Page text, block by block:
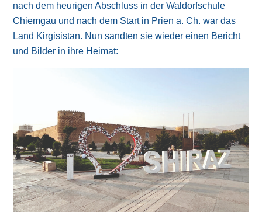
nach dem heurigen Abschluss in der Waldorfschule
Chiemgau und nach dem Start in Prien a. Ch. war das
Land Kirgisistan. Nun sandten sie wieder einen Bericht
und Bilder in ihre Heimat: